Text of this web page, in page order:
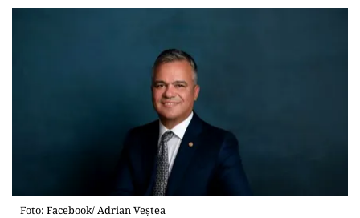
Foto: Facebook/ Adrian Veștea